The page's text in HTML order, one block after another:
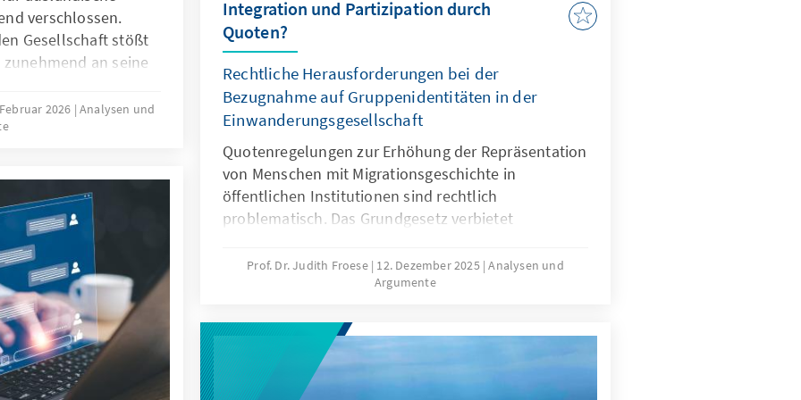
verschlossen.
Gesellschaft stößt
an seine
Zeit erfordern
könnte mit
2026 Analysen und
Integration und Partizipation durch
Quoten?
Rechtliche Herausforderungen bei der
Bezugnahme auf Gruppenidentitäten in der
Einwanderungsgesellschaft
Quotenregelungen zur Erhöhung der Repräsentation
von Menschen mit Migrationsgeschichte in
öffentlichen Institutionen sind rechtlich
problematisch. Das Grundgesetz verbietet
zugunsten von Menschen mit Migrationsgeschichte
fehlt eine verfassungsrechtliche Grundlage. Das
eingewanderte Menschen sind nur zu Beginn
sinnvoll. Später besteht die herausfordernde
Aufgabe der Abgrenzung der Gruppe.
Prof. Dr. Judith Froese 12. Dezember 2025 Analysen und
Argumente